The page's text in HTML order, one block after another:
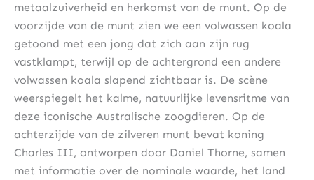
metaalzuiverheid en herkomst van de munt. Op de
voorzijde van de munt zien we een volwassen koala
getoond met een jong dat zich aan zijn rug
vastklampt, terwijl op de achtergrond een andere
volwassen koala slapend zichtbaar is. De scène
weerspiegelt het kalme, natuurlijke levensritme van
deze iconische Australische zoogdieren. Op de
achterzijde van de zilveren munt bevat koning
Charles III, ontworpen door Daniel Thorne, samen
met informatie over de nominale waarde, het land